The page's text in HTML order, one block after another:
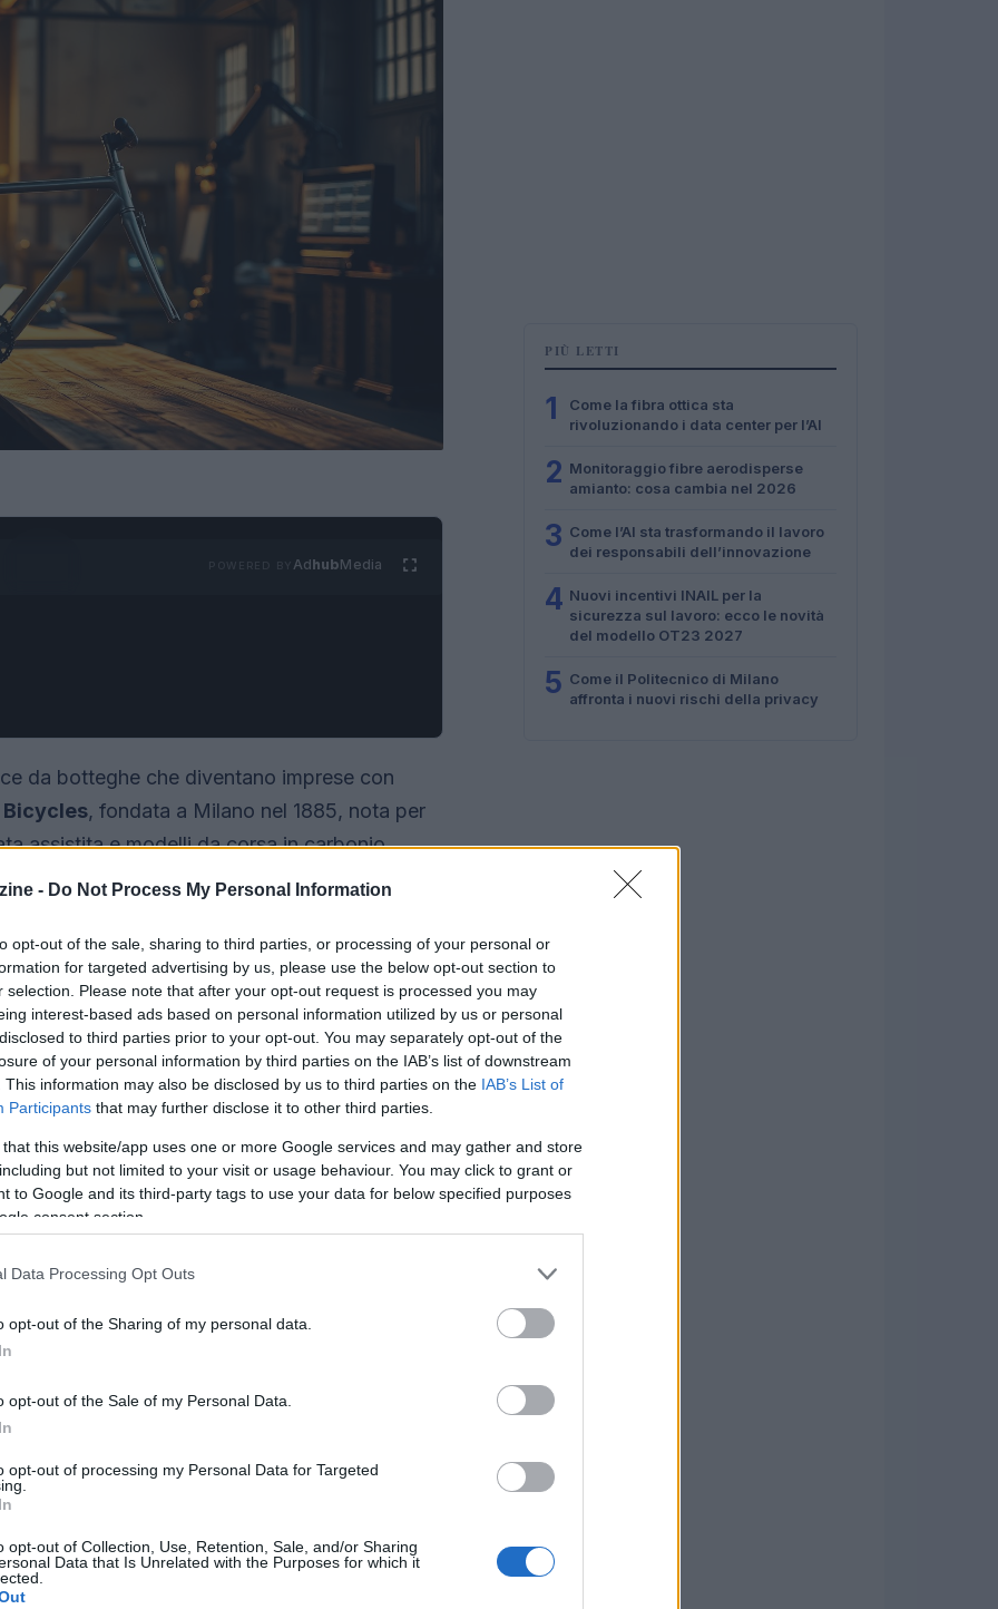
- Do Not Process My Personal Information
opt-out of the sale, sharing to third parties, or processing of your personal or
for targeted advertising by us, please use the below opt-out section to
selection. Please note that after your opt-out request is processed you may
interest-based ads based on personal information utilized by us or personal
to third parties prior to your opt-out. You may separately opt-out of the
of your personal information by third parties on the IAB’s list of downstream
This information may also be disclosed by us to third parties on the IAB’s List of
Participants that may further disclose it to other third parties.
that this website/app uses one or more Google services and may gather and store
but not limited to your visit or usage behaviour. You may click to grant or
to Google and its third-party tags to use your data for below specified purposes
consent section.
Data Processing Opt Outs
opt-out of the Sharing of my personal data.
opt-out of the Sale of my Personal Data.
opt-out of processing my Personal Data for Targeted
opt-out of Collection, Use, Retention, Sale, and/or Sharing
Data that Is Unrelated with the Purposes for which it
AdhubMedia
da botteghe che diventano imprese con
Bicycles, fondata a Milano nel 1885, nota per
assistita e modelli da corsa in carbonio
si confronta con la sfida della
critiche, creando così unasmart factory
Panigatti, Group Manufacturing and
durante il convegno “
dall’Osservatorio Internet of Things del
l’azienda ha deciso di costruire un nuovo
automatizzata e per una
PIÙ LETTI
1
Come la fibra ottica sta
rivoluzionando i data center per l’AI
2 Monitoraggio fibre aerodisperse
amianto: cosa cambia nel 2026
3 Come l’AI sta trasformando il lavoro
dei responsabili dell’innovazione
4 Nuovi incentivi INAIL per la
sicurezza sul lavoro: ecco le novità
del modello OT23 2027
5 Come il Politecnico di Milano
affronta i nuovi rischi della privacy